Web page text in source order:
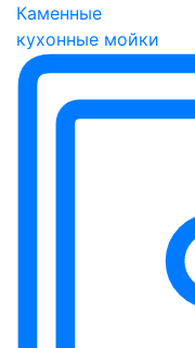
Каменные
кухонные мойки